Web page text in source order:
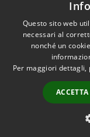
Accessibilità
Questo sito web
necessari al
nonché un
Per maggiori dettagli,